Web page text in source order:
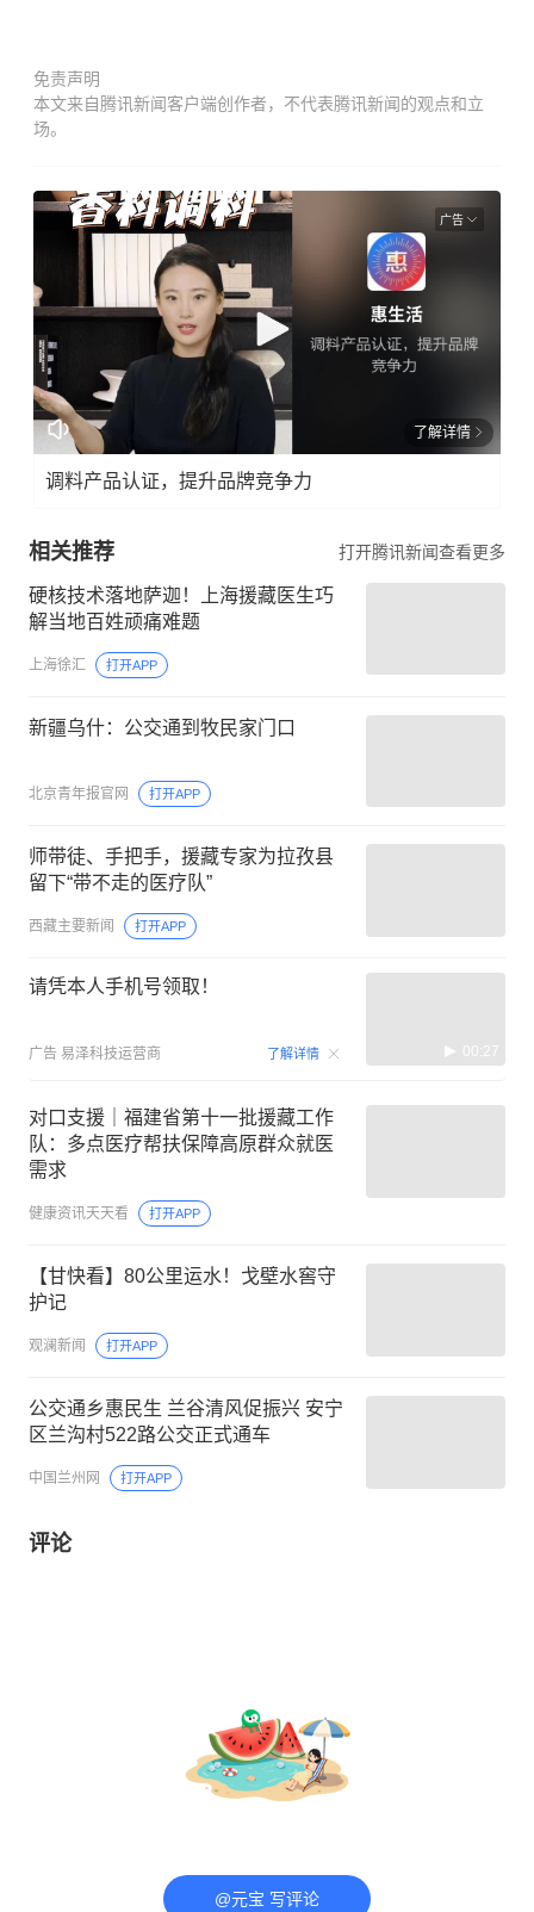
免责声明
本文来自腾讯新闻客户端创作者，不代表腾讯新闻的观点和立
场。
广告
了解详情
调料产品认证，提升品牌竞争力
相关推荐 打开腾讯新闻查看更多
硬核技术落地萨迦！上海援藏医生巧
解当地百姓顽痛难题
上海徐汇 打开APP
新疆乌什：公交通到牧民家门口
北京青年报官网 打开APP
师带徒、手把手，援藏专家为拉孜县
留下“带不走的医疗队”
西藏主要新闻 打开APP
请凭本人手机号领取！
广告 易泽科技运营商 了解详情 00:27
对口支援｜福建省第十一批援藏工作
队：多点医疗帮扶保障高原群众就医
需求
健康资讯天天看 打开APP
【甘快看】80公里运水！戈壁水窖守
护记
观澜新闻 打开APP
公交通乡惠民生 兰谷清风促振兴 安宁
区兰沟村522路公交正式通车
中国兰州网 打开APP
评论
@元宝 写评论